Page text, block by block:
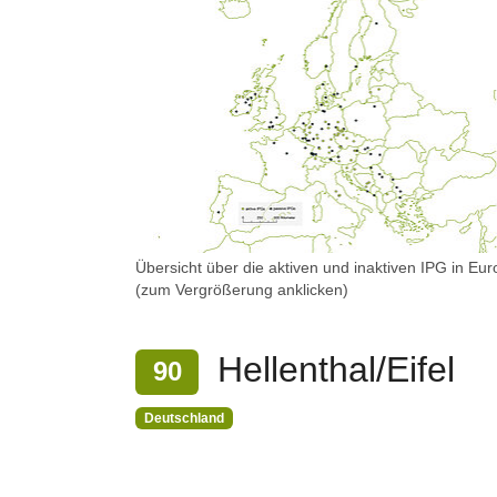
Übersicht über die aktiven und inaktiven IPG in
(zum Vergrößerung anklicken)
90 Hellenthal/Eifel
Deutschland